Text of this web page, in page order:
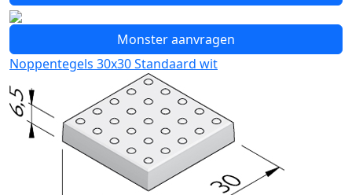
Monster aanvragen
Noppentegels 30x30 Standaard wit